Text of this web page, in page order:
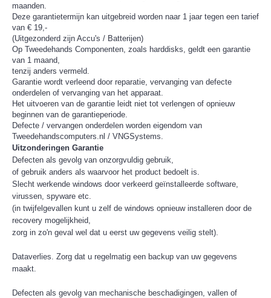
maanden.
Deze garantietermijn kan uitgebreid worden naar 1 jaar tegen een tarief
van € 19,-
(Uitgezonderd zijn Accu's / Batterijen)
Op Tweedehands Componenten, zoals harddisks, geldt een garantie
van 1 maand,
tenzij anders vermeld.
Garantie wordt verleend door reparatie, vervanging van defecte
onderdelen of vervanging van het apparaat.
Het uitvoeren van de garantie leidt niet tot verlengen of opnieuw
beginnen van de garantieperiode.
Defecte / vervangen onderdelen worden eigendom van
Tweedehandscomputers.nl / VNGSystems.
Uitzonderingen Garantie
Defecten als gevolg van onzorgvuldig gebruik,
of gebruik anders als waarvoor het product bedoelt is.
Slecht werkende windows door verkeerd geïnstalleerde software,
virussen, spyware etc.
(in twijfelgevallen kunt u zelf de windows opnieuw installeren door de
recovery mogelijkheid,
zorg in zo'n geval wel dat u eerst uw gegevens veilig stelt).
Dataverlies. Zorg dat u regelmatig een backup van uw gegevens
maakt.
Defecten als gevolg van mechanische beschadigingen, vallen of